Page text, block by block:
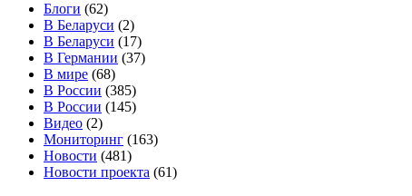
Блоги (62)
В Беларуси (2)
В Беларуси (17)
В Германии (37)
В мире (68)
В России (385)
В России (145)
Видео (2)
Мониторинг (163)
Новости (481)
Новости проекта (61)